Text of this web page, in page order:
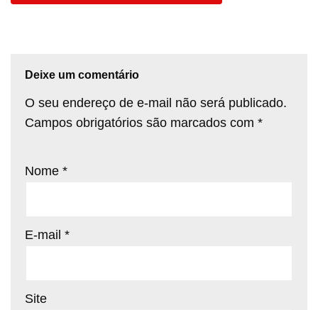
Deixe um comentário
O seu endereço de e-mail não será publicado.
Campos obrigatórios são marcados com *
Nome *
E-mail *
Site